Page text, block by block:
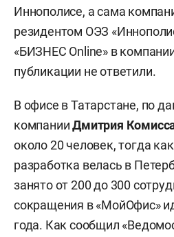
Иннополисе, а сама
резидентом ОЭЗ
«БИЗНЕС Online» в
публикации не ответили.
В офисе в Татарстане, по
компанииДмитрия
около 20 человек, тогда
разработка велась в
занято от 200 до 300
сокращения в «МойОфис»
года. Как сообщил